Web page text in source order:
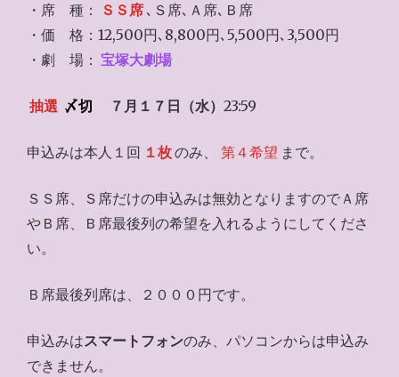
・席 種：
ＳＳ席 ､Ｓ席､Ａ席､Ｂ席
・価 格：12,500円､8,800円､5,500円､3,500円
・劇 場： 宝塚大劇場
抽選 〆切 ７月１７日（水） 23:59
申込みは本人１回 １枚のみ、 第４希望 まで。
ＳＳ席、Ｓ席だけの申込みは無効となりますのでＡ席
やＢ席、Ｂ席最後列の希望を入れるようにしてくださ
い。
Ｂ席最後列席は、２０００円です。
申込みはスマートフォンのみ、パソコンからは申込み
できません。